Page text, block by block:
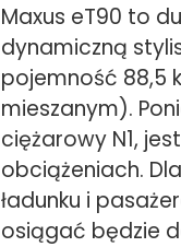
Maxus eT90 to
dynamiczną
pojemność 88,5
mieszanym).
ciężarowy N1,
obciążeniach.
ładunku i
osiągać będzie